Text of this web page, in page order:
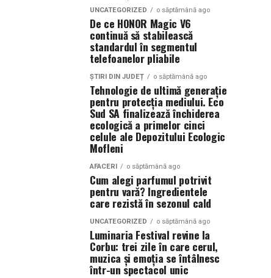
UNCATEGORIZED o săptămână ago
De ce HONOR Magic V6
continuă să stabilească
standardul în segmentul
telefoanelor pliabile
ȘTIRI DIN JUDEȚ o săptămână ago
Tehnologie de ultimă generație
pentru protecția mediului. Eco
Sud SA finalizează închiderea
ecologică a primelor cinci
celule ale Depozitului Ecologic
Mofleni
AFACERI o săptămână ago
Cum alegi parfumul potrivit
pentru vară? Ingredientele
care rezistă în sezonul cald
UNCATEGORIZED o săptămână ago
Luminaria Festival revine la
Corbu: trei zile în care cerul,
muzica și emoția se întâlnesc
într-un spectacol unic